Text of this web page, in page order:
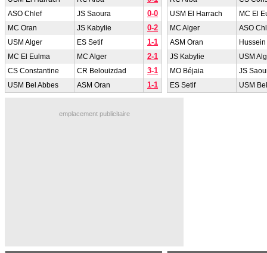
ASO Chlef JS Saoura 0-0
MC Oran JS Kabylie 0-2
USM Alger ES Setif 1-1
MC El Eulma MC Alger 2-1
CS Constantine CR Belouizdad 3-1
USM Bel Abbes ASM Oran 1-1
USM El Harrach
MC El
MC Alger
ASO
ASM Oran
JS Kabylie
USM
MO Béjaia
JS
ES Setif
USM
emplacement publicitaire